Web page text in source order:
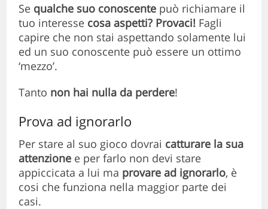
Se qualche suo conoscente può richiamare il
tuo interesse cosa aspetti? Provaci! Fagli
capire che non stai aspettando solamente lui
ed un suo conoscente può essere un ottimo
‘mezzo’.
Tanto non hai nulla da perdere!
Prova ad ignorarlo
Per stare al suo gioco dovrai catturare la sua
attenzione e per farlo non devi stare
appiccicata a lui ma provare ad ignorarlo, è
cosi che funziona nella maggior parte dei
casi.